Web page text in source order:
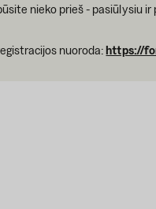
nieko prieš - pasiūlysiu
nuoroda:https://